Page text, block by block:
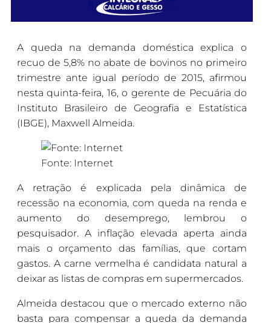
A queda na demanda doméstica explica o
recuo de 5,8% no abate de bovinos no primeiro
trimestre ante igual período de 2015, afirmou
nesta quinta-feira, 16, o gerente de Pecuária do
Instituto Brasileiro de Geografia e Estatística
(IBGE), Maxwell Almeida.
Fonte: Internet
A retração é explicada pela dinâmica de
recessão na economia, com queda na renda e
aumento do desemprego, lembrou o
pesquisador. A inflação elevada aperta ainda
mais o orçamento das famílias, que cortam
gastos. A carne vermelha é candidata natural a
deixar as listas de compras em supermercados.
Almeida destacou que o mercado externo não
basta para compensar a queda da demanda